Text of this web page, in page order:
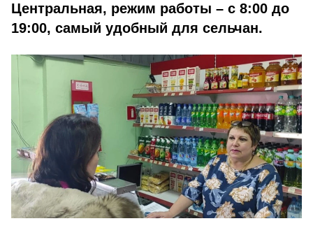
Центральная, режим работы – с 8:00 до
19:00, самый удобный для сельчан.